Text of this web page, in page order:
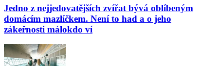
Jedno z nejjedovatějších zvířat bývá oblíbeným
domácím mazlíčkem. Není to had a o jeho
zákeřnosti málokdo ví